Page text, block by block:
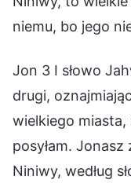
niemu, bo jego
Jon 3 I słowo
drugi,
wielkiego miasta,
posyłam. Jonasz
Niniwy, według